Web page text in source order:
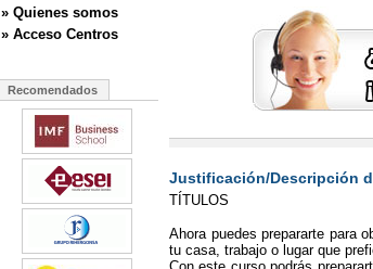
» Quienes somos
» Acceso Centros
Recomendados
Justificación/Descripción
TÍTULOS
Ahora puedes prepararte para
tu casa, trabajo o lugar que